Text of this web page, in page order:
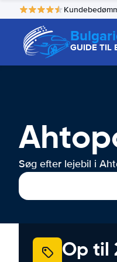
GUIDE TIL
Søg efter lejebil i
Op til